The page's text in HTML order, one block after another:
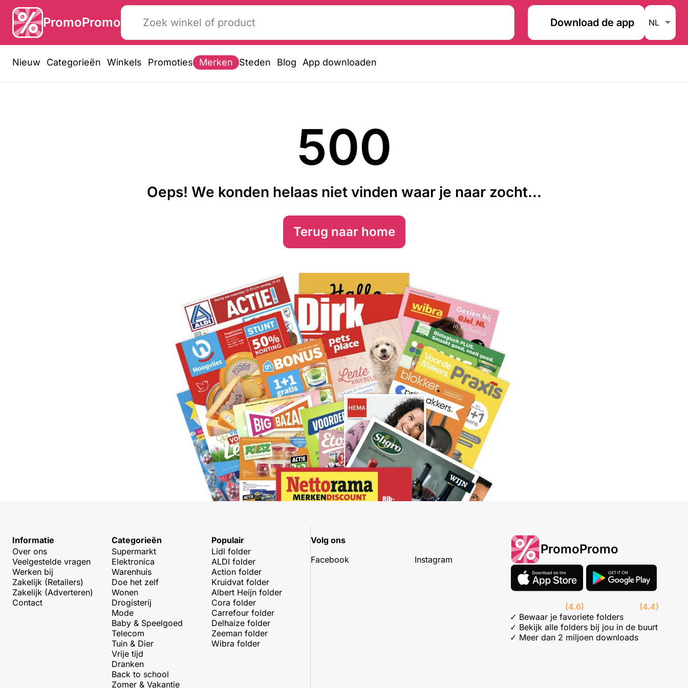
PromoPromo Download de app
Nieuw Categorieën Winkels Promoties Merken Steden Blog App downloaden
500
Oeps! We konden helaas niet vinden waar je naar zocht...
Terug naar home
Informatie
Over ons
Veelgestelde vragen
Werken bij
Zakelijk (Retailers)
Zakelijk (Adverteren)
Contact
Categorieën
Supermarkt
Elektronica
Warenhuis
Doe het zelf
Wonen
Drogisterij
Mode
Baby & Speelgoed
Telecom
Tuin & Dier
Vrije tijd
Dranken
Back to school
Zomer & Vakantie
Populair
Lidl folder
ALDI folder
Action folder
Kruidvat folder
Albert Heijn folder
Cora folder
Carrefour folder
Delhaize folder
Zeeman folder
Wibra folder
Volg ons
Facebook
Instagram
PromoPromo
(4.6)
(4.4)
✓ Bewaar je favoriete folders
✓ Bekijk alle folders bij jou in de buurt
✓ Meer dan 2 miljoen downloads